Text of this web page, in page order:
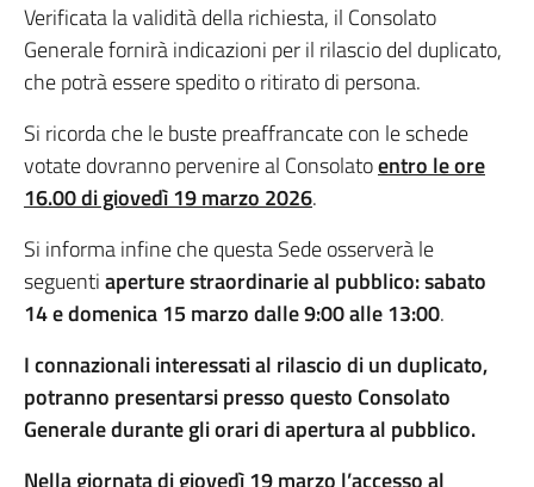
Verificata la validità della richiesta, il Consolato
Generale fornirà indicazioni per il rilascio del duplicato,
che potrà essere spedito o ritirato di persona.
Si ricorda che le buste preaffrancate con le schede
votate dovranno pervenire al Consolatoentro le ore
16.00 di giovedì 19 marzo 2026.
Si informa infine che questa Sede osserverà le
seguentiaperture straordinarie al pubblico: sabato
14 e domenica 15 marzo dalle 9:00 alle 13:00.
I connazionali interessati al rilascio di un duplicato,
potranno presentarsi presso questo Consolato
Generale durante gli orari di apertura al pubblico.